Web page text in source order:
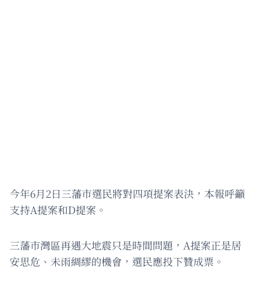
今年6月2日三藩市選民將對四項提案表決，本報呼籲
支持A提案和D提案。
三藩市灣區再遇大地震只是時間問題，A提案正是居
安思危、未雨綢繆的機會，選民應投下贊成票。